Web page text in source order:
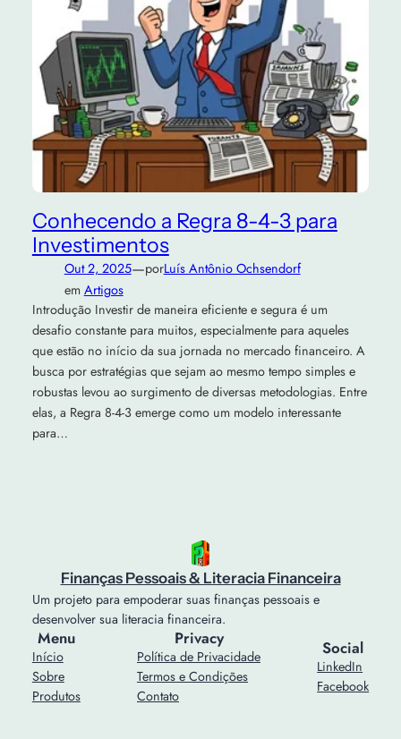
Conhecendo a Regra 8-4-3 para
Investimentos
Out 2, 2025—porLuís Antônio Ochsendorf
em Artigos
Introdução Investir de maneira eficiente e segura é um
desafio constante para muitos, especialmente para aqueles
que estão no início da sua jornada no mercado financeiro. A
busca por estratégias que sejam ao mesmo tempo simples e
robustas levou ao surgimento de diversas metodologias. Entre
elas, a Regra 8-4-3 emerge como um modelo interessante
para…
Finanças Pessoais & Literacia Financeira
Um projeto para empoderar suas finanças pessoais e
desenvolver sua literacia financeira.
Menu
Início
Sobre
Produtos
Privacy
Política de Privacidade
Termos e Condições
Contato
Social
LinkedIn
Facebook